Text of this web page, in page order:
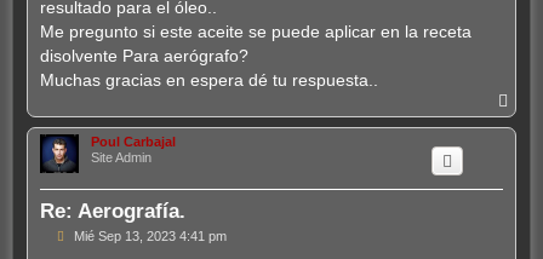
resultado para el óleo..
Me pregunto si este aceite se puede aplicar en la receta
disolvente Para aerógrafo?
Muchas gracias en espera dé tu respuesta..
r
r
Poul Carbajal
Site Admin
Re: Aerografía.
MMié Sep 13, 2023 4:41 pm